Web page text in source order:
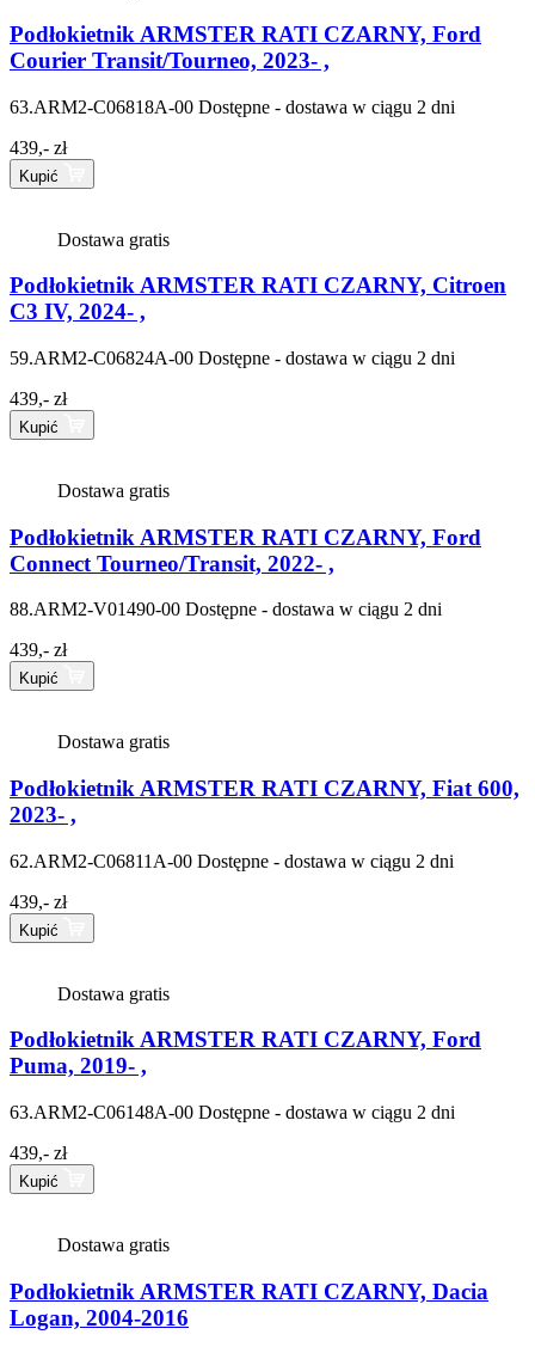
Podłokietnik ARMSTER RATI CZARNY, Ford
Courier Transit/Tourneo, 2023- ,
63.ARM2-C06818A-00 Dostępne - dostawa w ciągu 2 dni
439,- zł
Kupić
Dostawa gratis
Podłokietnik ARMSTER RATI CZARNY, Citroen
C3 IV, 2024- ,
59.ARM2-C06824A-00 Dostępne - dostawa w ciągu 2 dni
439,- zł
Kupić
Dostawa gratis
Podłokietnik ARMSTER RATI CZARNY, Ford
Connect Tourneo/Transit, 2022- ,
88.ARM2-V01490-00 Dostępne - dostawa w ciągu 2 dni
439,- zł
Kupić
Dostawa gratis
Podłokietnik ARMSTER RATI CZARNY, Fiat 600,
2023- ,
62.ARM2-C06811A-00 Dostępne - dostawa w ciągu 2 dni
439,- zł
Kupić
Dostawa gratis
Podłokietnik ARMSTER RATI CZARNY, Ford
Puma, 2019- ,
63.ARM2-C06148A-00 Dostępne - dostawa w ciągu 2 dni
439,- zł
Kupić
Dostawa gratis
Podłokietnik ARMSTER RATI CZARNY, Dacia
Logan, 2004-2016